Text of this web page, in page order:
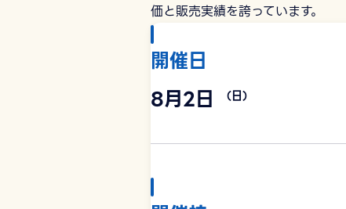
価と販売実績を誇っています。
開催日
8月2日
（日）